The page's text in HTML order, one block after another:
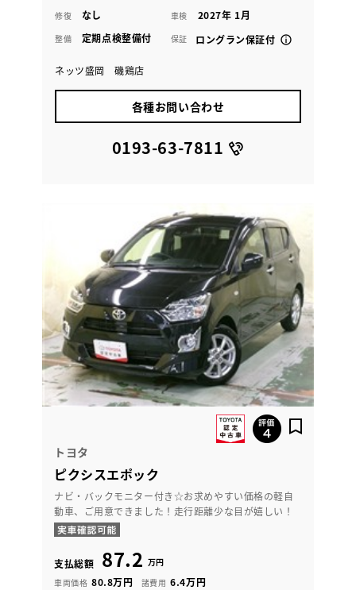
修復 なし 車検 2027年 1月
整備 定期点検整備付 保証 ロングラン保証付
ネッツ盛岡 磯鶏店
各種お問い合わせ
0193-63-7811
トヨタ
ピクシスエポック
ナビ・バックモニター付き☆お求めやすい価格の軽自
動車、ご用意できました！走行距離少な目が嬉しい！
支払総額 87.2 万円
車両価格 80.8万円 諸費用 6.4万円